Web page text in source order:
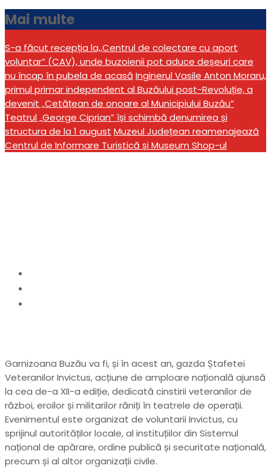
Mai multe
S-a făcut recepția la,,Centrul de colectare cu aport
voluntar” (CAV), unde buzoienii pot aduce deșeuri care
nu încap în pubela de acasă Inginerul Vasile Anton Moraru,
primul primar independent al Buzăului post-Revoluție, a
devenit „Cetățean de onoare al Municipiului Buzău”
Teatrul „George Ciprian” își schimbă denumirea și
structura de la 1 august Muzeul Județean reamenajează
Centrul de Informare Turistică și Museum Shop-ul
Garnizoana Buzău va fi, și în acest an, gazda Ștafetei
Veteranilor Invictus, acțiune de amploare națională ajunsă
la cea de-a XII-a ediție, dedicată cinstirii veteranilor de
război, eroilor și militarilor răniți în teatrele de operații.
Evenimentul este organizat de voluntarii Invictus, cu
sprijinul autorităților locale, al instituțiilor din Sistemul
național de apărare, ordine publică și securitate națională,
precum și al altor organizații civile.